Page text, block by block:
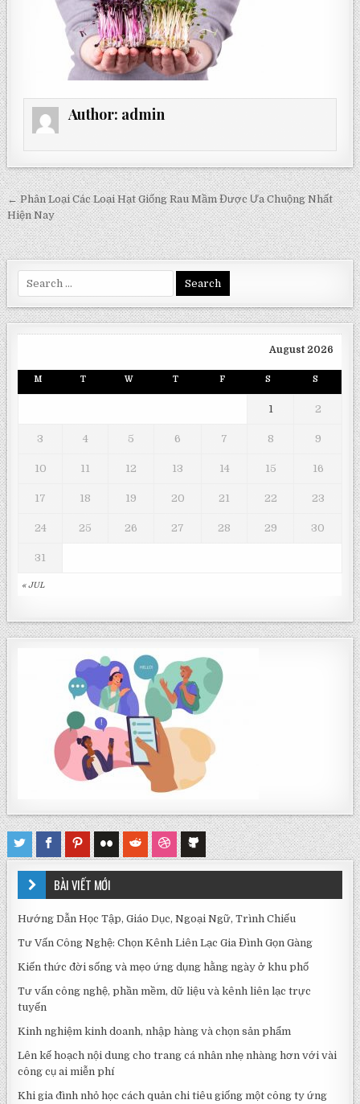
Author: admin
Post
navigation
← Phân Loại Các Loại Hạt Giống Rau Mầm Được Ưa Chuộng Nhất
Hiện Nay
August 2026
M T W T F S S
« JUL
1 2
3 4 5 6 7 8 9
10 11 12 13 14 15 16
17 18 19 20 21 22 23
24 25 26 27 28 29 30
31
BÀI VIẾT MỚI
Hướng Dẫn Học Tập, Giáo Dục, Ngoại Ngữ, Trình Chiếu
Tư Vấn Công Nghệ: Chọn Kênh Liên Lạc Gia Đình Gọn Gàng
Kiến thức đời sống và mẹo ứng dụng hằng ngày ở khu phố
Tư vấn công nghệ, phần mềm, dữ liệu và kênh liên lạc trực
tuyến
Kinh nghiệm kinh doanh, nhập hàng và chọn sản phẩm
Lên kế hoạch nội dung cho trang cá nhân nhẹ nhàng hơn với vài
công cụ ai miễn phí
Khi gia đình nhỏ học cách quản chi tiêu giống một công ty ứng